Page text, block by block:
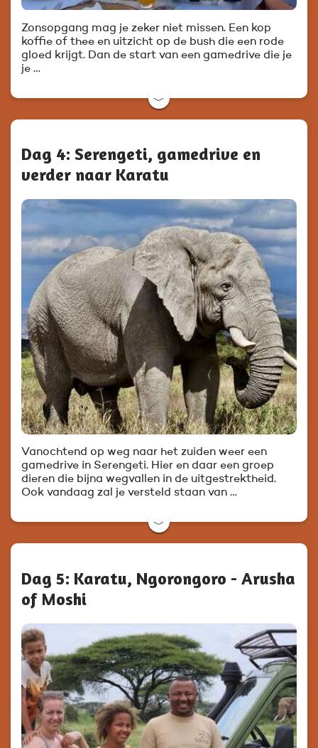
Zonsopgang mag je zeker niet missen. Een kop
koffie of thee en uitzicht op de bush die een rode
gloed krijgt. Dan de start van een gamedrive die je
je …
﹀
Dag 4: Serengeti, gamedrive en
verder naar Karatu
Vanochtend op weg naar het zuiden weer een
gamedrive in Serengeti. Hier en daar een groep
dieren die bijna wegvallen in de uitgestrektheid.
Ook vandaag zal je versteld staan van …
﹀
Dag 5: Karatu, Ngorongoro - Arusha
of Moshi